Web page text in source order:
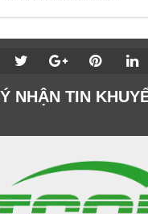
NHẬN TIN